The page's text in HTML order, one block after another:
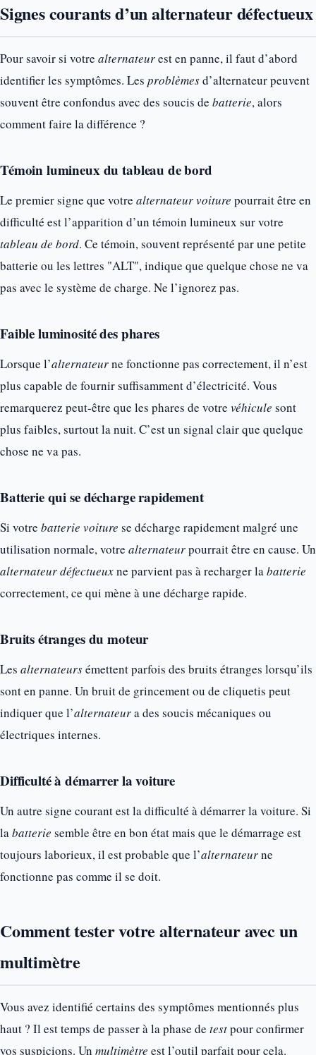
Signes courants d’un alternateur défectueux
Pour savoir si votre alternateurest en panne, il faut d’abord
identifier les symptômes. Les problèmesd’alternateur peuvent
souvent être confondus avec des soucis de batterie, alors
comment faire la différence ?
Témoin lumineux du tableau de bord
Le premier signe que votre alternateur voiture pourrait être en
difficulté est l’apparition d’un témoin lumineux sur votre
tableau de bord. Ce témoin, souvent représenté par une petite
batterie ou les lettres "ALT", indique que quelque chose ne va
pas avec le système de charge. Ne l’ignorez pas.
Faible luminosité des phares
Lorsque l’alternateurne fonctionne pas correctement, il n’est
plus capable de fournir suffisamment d’électricité. Vous
remarquerez peut-être que les phares de votre véhicule sont
plus faibles, surtout la nuit. C’est un signal clair que quelque
chose ne va pas.
Batterie qui se décharge rapidement
Si votre batterie voiture se décharge rapidement malgré une
utilisation normale, votre alternateurpourrait être en cause. Un
alternateur défectueuxne parvient pas à recharger labatterie
correctement, ce qui mène à une décharge rapide.
Bruits étranges du moteur
Les alternateursémettent parfois des bruits étranges lorsqu’ils
sont en panne. Un bruit de grincement ou de cliquetis peut
indiquer que l’alternateura des soucis mécaniques ou
électriques internes.
Difficulté à démarrer la voiture
Un autre signe courant est la difficulté à démarrer la voiture. Si
labatterie semble être en bon état mais que le démarrage est
toujours laborieux, il est probable que l’alternateurne
fonctionne pas comme il se doit.
Comment tester votre alternateur avec un
multimètre
Vous avez identifié certains des symptômes mentionnés plus
haut ? Il est temps de passer à la phase de testpour confirmer
vos suspicions. Un multimètre est l’outil parfait pour cela.